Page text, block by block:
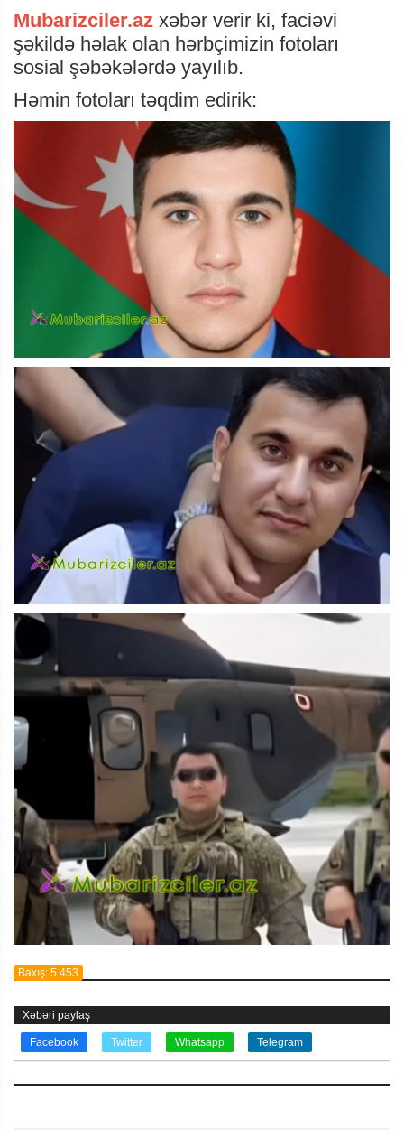
Mubarizciler.az xəbər verir ki, faciəvi
şəkildə həlak olan hərbçimizin fotoları
sosial şəbəkələrdə yayılıb.
Həmin fotoları təqdim edirik:
Baxış: 5 453
Xəbəri paylaş
Facebook Twitter Whatsapp Telegram